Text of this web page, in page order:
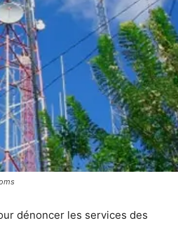
dénoncer les services des